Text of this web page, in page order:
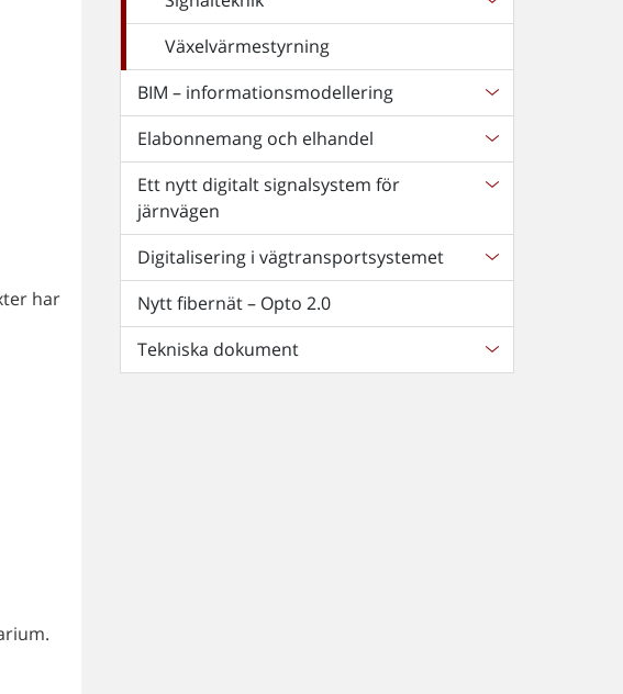
har
Växelvärmestyrning
BIM – informationsmodellering
Elabonnemang och elhandel
Ett nytt digitalt signalsystem för
järnvägen
Digitalisering i vägtransportsystemet
Nytt fibernät – Opto 2.0
Tekniska dokument